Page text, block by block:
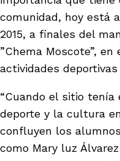
comunidad, hoy está
2015, a finales del
”Chema Moscote”,
actividades
“Cuando el sitio
deporte y la cultura
confluyen los
como Mary luz
periodistas locales
nuestro